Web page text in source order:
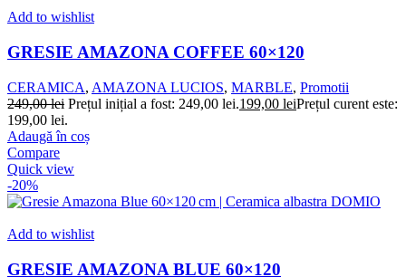
Add to wishlist
GRESIE AMAZONA COFFEE 60×120
CERAMICA, AMAZONA LUCIOS, MARBLE, Promotii
249,00lei Prețul inițial a fost: 249,00 lei.199,00 leiPrețul curent este:
199,00 lei.
Adaugă în coș
Compare
Quick view
-20%
Add to wishlist
GRESIE AMAZONA BLUE 60×120